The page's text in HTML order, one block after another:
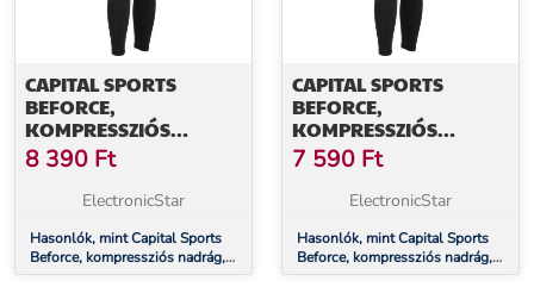
CAPITAL SPORTS
BEFORCE,
KOMPRESSZIÓS
NADRÁG,
FUNKCIONÁLIS
FEHÉRNEMŰ, NŐI, M
8 390 Ft
ElectronicStar
Hasonlók, mint Capital Sports
Beforce, kompressziós nadrág,
funkcionális fehérnemű, női, M
CAPITAL SPORTS
BEFORCE,
KOMPRESSZIÓS
NADRÁG,
FUNKCIONÁLIS
FEHÉRNEMŰ, NŐI, L
7 590 Ft
ElectronicStar
Hasonlók, mint Capital Sports
Beforce, kompressziós nadrág,
funkcionális fehérnemű, női, L